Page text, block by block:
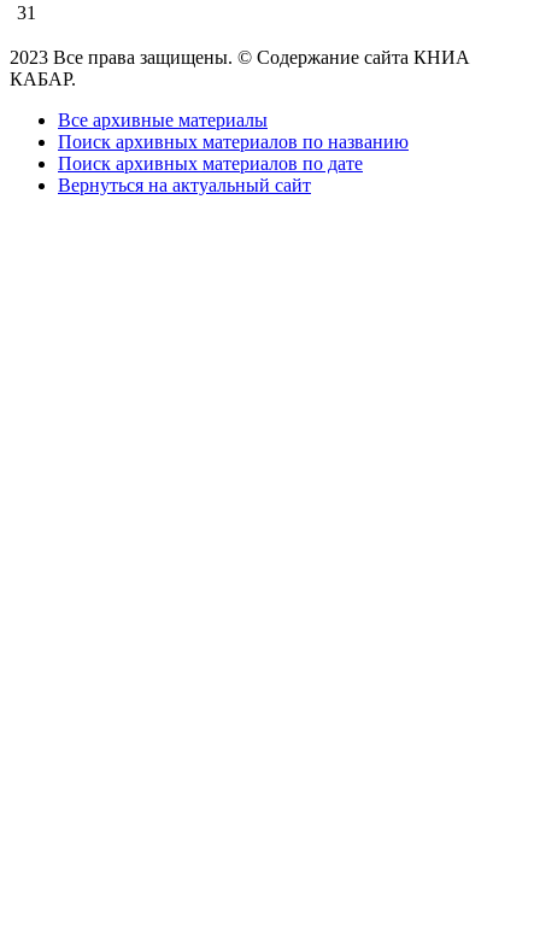
31
2023 Все права защищены. © Содержание сайта КНИА
КАБАР.
Все архивные материалы
Поиск архивных материалов по названию
Поиск архивных материалов по дате
Вернуться на актуальный сайт